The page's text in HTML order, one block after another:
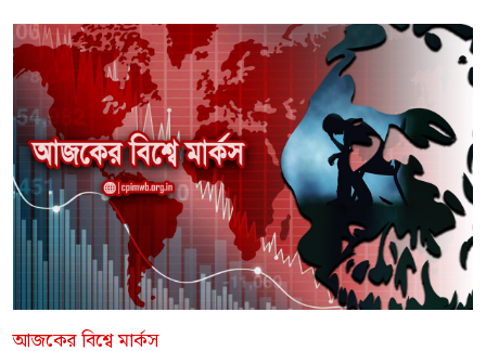
আজকের বিশ্বে মার্কস